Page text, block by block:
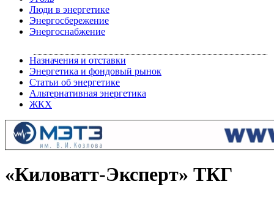
Люди в энергетике
Энергосбережение
Энергоснабжение
Назначения и отставки
Энергетика и фондовый рынок
Статьи об энергетике
Альтернативная энергетика
ЖКХ
«Киловатт-Эксперт» ТКГ